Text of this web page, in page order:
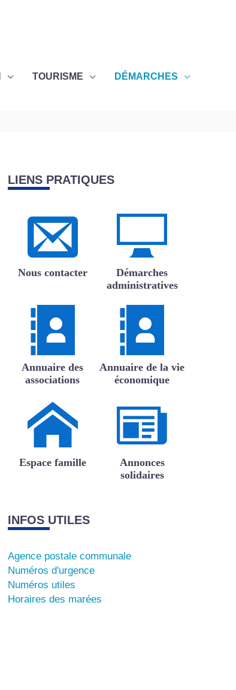
TOURISME DÉMARCHES
LIENS PRATIQUES
Nous contacter
Démarches
administratives
Annuaire des
associations
Annuaire de la vie
économique
Espace famille
Annonces
solidaires
INFOS UTILES
Agence postale communale
Numéros d'urgence
Numéros utiles
Horaires des marées